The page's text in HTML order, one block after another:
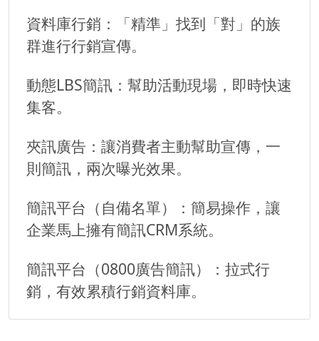
資料庫行銷：「精準」找到「對」的族
群進行行銷宣傳。
動態LBS簡訊：幫助活動現場，即時快速
集客。
夾訊廣告：讓消費者主動幫助宣傳，一
則簡訊，兩次曝光效果。
簡訊平台（自備名單）：簡易操作，讓
企業馬上擁有簡訊CRM系統。
簡訊平台（0800廣告簡訊）：拉式行
銷，有效累積行銷資料庫。